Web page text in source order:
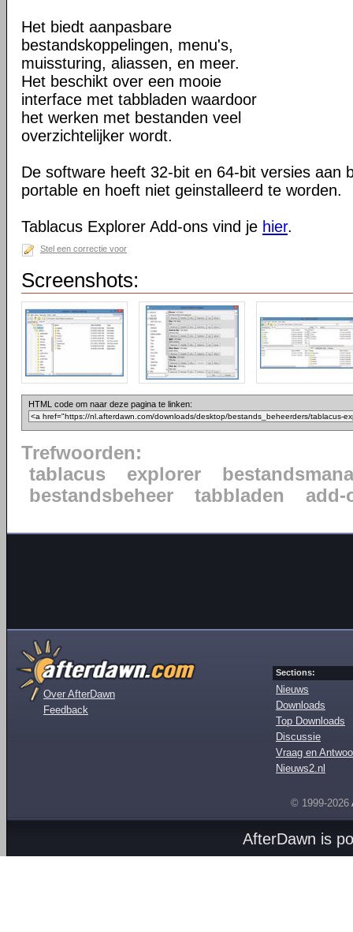
Het biedt aanpasbare
bestandskoppelingen, menu's,
muissturing, aliassen, en meer.
Het beschikt over een mooie
interface met tabbladen waardoor
het werken met bestanden veel
overzichtelijker wordt.
De software heeft 32-bit en 64-bit versies aan
portable en hoeft niet geinstalleerd te worden.
Tablacus Explorer Add-ons vind je hier.
Stel een correctie voor
Screenshots:
HTML code om naar deze pagina te linken:
Trefwoorden:
tablacus
explorer
bestandsbeheer
tabbladen add-
Over AfterDawn
Feedback
Sections:
Nieuws
Downloads
Top Downloads
Discussie
Vraag en
Nieuws2.nl
© 1999-2026
AfterDawn is